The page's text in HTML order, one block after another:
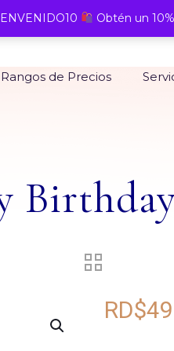
Rangos de Precios
RD$
Obtén un